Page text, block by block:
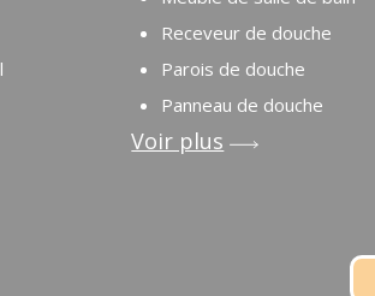
Receveur de douche
Parois de douche
Panneau de douche
Voir plus